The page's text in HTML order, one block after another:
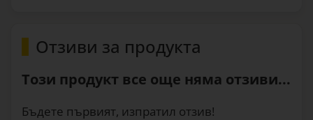
Отзиви за продукта
Този продукт все още няма отзиви...
Бъдете първият, изпратил отзив!